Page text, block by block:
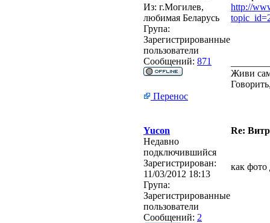
Из: г.Могилев,
любимая Беларусь
Група:
Зарегистрированные
пользователи
Сообщений: 871
http://
Живи
Перенос
Yucon
Re:
Недавно
подключившийся
Зарегистрирован:
11/03/2012 18:13
Група:
Зарегистрированные
пользователи
Сообщений: 2
как фото